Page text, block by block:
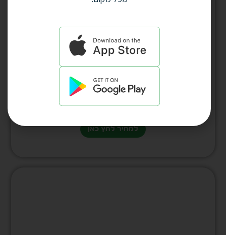
כוס זכוכית שתייה חמה 350ml עם ידית זכוכית
שקופה איכותית דגם 4893 , כל 6 יח’ במארז
כוורת
למחיר לחץ כאן